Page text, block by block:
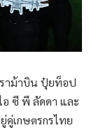
าม้าบิน ปุ๋ยท็อป
ซี พี ลัดดา และ
คู่เกษตรกรไทย